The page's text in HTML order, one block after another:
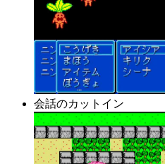
会話のカットイン